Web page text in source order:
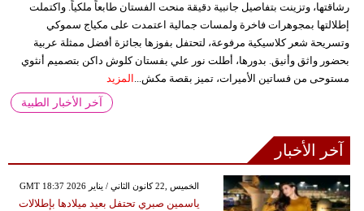
رشاقتها، وتزينت بتفاصيل جانبية دقيقة منحت الفستان طابعاً ملكياً. واكتملت
إطلالتها بمجوهرات فاخرة ولمسات جمالية اعتمدت على مكياج سموكي
وتسريحة شعر كلاسيكية مرفوعة، لتحتفل بفوزها بجائزة أفضل ممثلة عربية
بحضور واثق وأنيق. بدورها، أطلت نور علي بفستان كلوش داكن بتصميم أنثوي
مستوحى من فساتين الأميرات، تميز بقصة مكش... المزيد
آخر الأخبار الطبية
آخر الأخبار
GMT 18:37 2026 الخميس ,22 كانون الثاني / يناير
ياسمين صبري تحتفل بعيد ميلادها بإطلالات